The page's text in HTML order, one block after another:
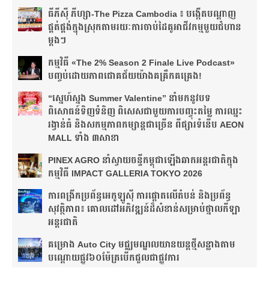
ធីភីស៊ី ភីហ្សា-The Pizza Cambodia ៖ បង្កើត​បណ្តាញ​
ផ្គត់ផ្គង់​ក្នុង​ស្រុក​តាមរយៈ​ការ​ចាប់​ដៃ​គូ​អាជីវកម្ម​មួយ​ជំហាន​
ម្តងៗ​
កម្មវិធី «The 2% Season 2 Finale Live Podcast»
បញ្ចប់ដោយភាពជោគជ័យយ៉ាងគគ្រឹកគគ្រេង!
“ស្នេហ៍ស្នង Summer Valentine” នាំមកនូវបទ
ពិសោធន៍ទិញទំនិញ ពិសេសជាមួយការបញ្ចុះតម្លៃ ការឈ្នះ
រង្វាន់ធំ និងសកម្មភាពកម្សាន្តជាច្រើន ពីផ្សារទំនើប AEON
MALL ទាំង ៣សាខា
PINEX AGRO នាំ​ស្វាយចន្ទី​កម្ពុជា​ឡើង​ឆាក​អន្តរជាតិ​​ក្នុង​
កម្មវិធី​ IMPACT GALLERIA TOKYO 2026
ការពង្រីកប្រព័ន្ធអេកូឡូស៊ី ការផ្តោតលើតំបន់ និងប្រព័ន្ធ
សុវត្ថិភាព៖ គោលដៅអភិវឌ្ឍន៍ដ៏សំខាន់សម្រាប់ថ្នាលកីឡា
អន្តរជាតិ
គម្រោង Auto City មជ្ឈមណ្ឌលយានយន្តថ្មីសន្លាង​តាម
បណ្តោយផ្លូវ​​៦០ម៉ែត្រ​បើកជួលជាផ្លូវការ